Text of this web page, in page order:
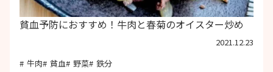
貧血予防におすすめ！牛肉と春菊のオイスター炒め
2021.12.23
牛肉
貧血 野菜 鉄分